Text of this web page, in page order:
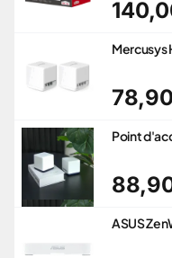
Mercusys
Point
ASUS